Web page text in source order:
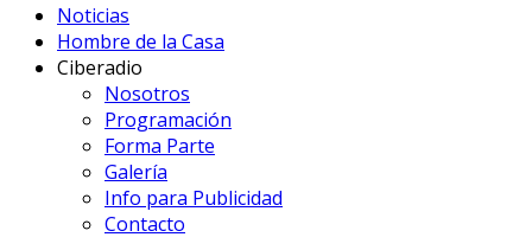
Noticias
Hombre de la Casa
Ciberadio
Nosotros
Programación
Forma Parte
Galería
Info para Publicidad
Contacto